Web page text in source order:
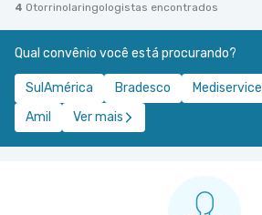
4 Otorrinolaringologistas encontrados
Qual convênio você está procurando?
SulAmérica Bradesco Mediservice
Amil
Ver mais